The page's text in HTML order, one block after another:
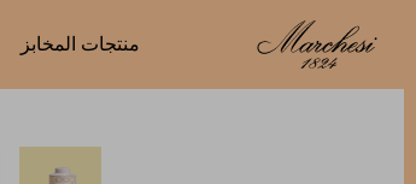
منتجات المخابز